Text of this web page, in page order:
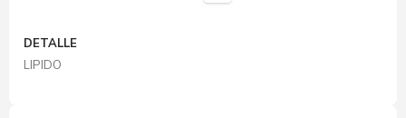
DETALLE
LIPIDO